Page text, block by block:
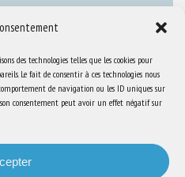
des technologies telles que les cookies pour
Le fait de consentir à ces technologies nous
de navigation ou les ID uniques sur
consentement peut avoir un effet négatif sur
sur le BEA
au BEA